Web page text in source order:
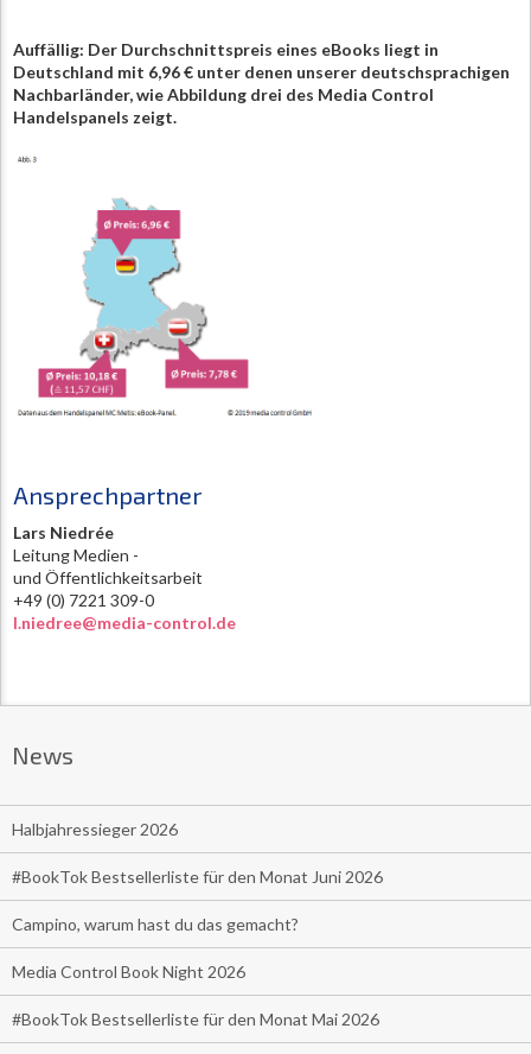
Auffällig: Der Durchschnittspreis eines eBooks liegt in
Deutschland mit 6,96 € unter denen unserer deutschsprachigen
Nachbarländer, wie Abbildung drei des Media Control
Handelspanels zeigt.
Ansprechpartner
Lars Niedrée
Leitung Medien -
und Öffentlichkeitsarbeit
+49 (0) 7221 309-0
l.niedree@media-control.de
News
Halbjahressieger 2026
#BookTok Bestsellerliste für den Monat Juni 2026
Campino, warum hast du das gemacht?
Media Control Book Night 2026
#BookTok Bestsellerliste für den Monat Mai 2026